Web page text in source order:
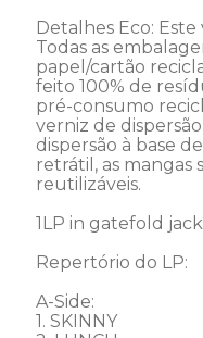
Detalhes Eco:
Todas as
papel/cartão
feito 100% de
pré-consumo
verniz de
dispersão à base
retrátil, as mangas
reutilizáveis.
1LP in gatefold
Repertório do LP:
A-Side:
1. SKINNY